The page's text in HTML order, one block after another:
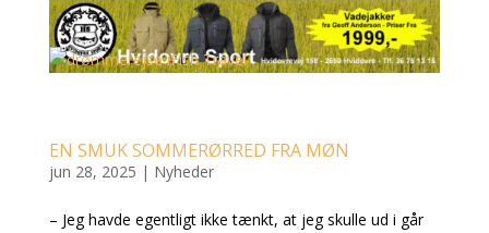
EN SMUK SOMMERØRRED FRA MØN
jun 28, 2025 | Nyheder
– Jeg havde egentligt ikke tænkt, at jeg skulle ud i går